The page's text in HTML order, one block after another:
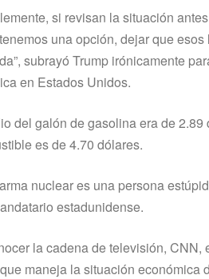
si revisan la situación
una opción, dejar que
subrayó Trump irónicamente
en Estados Unidos.
del galón de gasolina era de
es de 4.70 dólares.
nuclear es una persona
estadunidense.
la cadena de televisión,
maneja la situación económica